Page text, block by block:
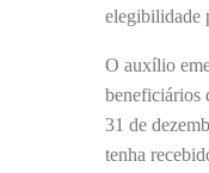
elegibilidade
O auxílio
beneficiários
31 de
tenha